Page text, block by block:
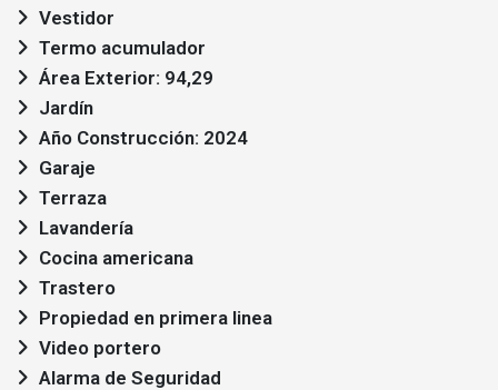
Vestidor
Termo acumulador
Área Exterior: 94,29
Jardín
Año Construcción: 2024
Garaje
Terraza
Lavandería
Cocina americana
Trastero
Propiedad en primera linea
Video portero
Alarma de Seguridad